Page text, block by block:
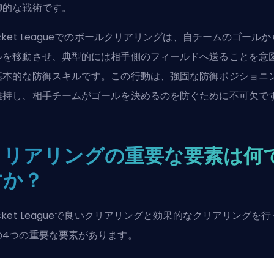
な戦術です。
Leagueでのボールクリアリングは、自チームのゴールか
移動させ、典型的には相手側のフィールドへ送ることを意
的な防御スキルです。この行動は、強固な防御ポジショニ
し、相手チームがゴールを決めるのを防ぐために不可欠で
アリングの重要な要素は何
？
Leagueで良いクリアリングと効果的なクリアリングを行
つの重要な要素があります。